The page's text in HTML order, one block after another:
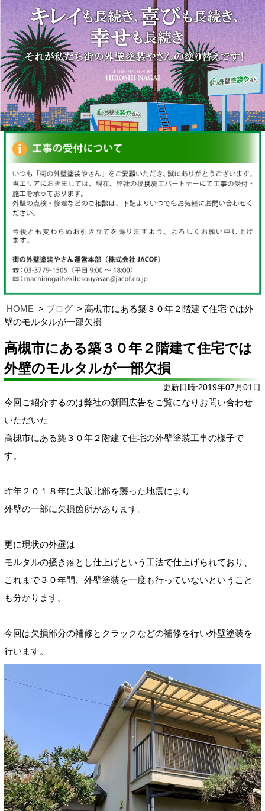
HOME ブログ
高槻市にある築３０年２階建て住宅では外
壁のモルタルが一部欠損
高槻市にある築３０年２階建て住宅では
外壁のモルタルが一部欠損
更新日時:2019年07月01日
今回ご紹介するのは弊社の新聞広告をご覧になりお問い合わせ
いただいた
高槻市にある築３０年２階建て住宅の外壁塗装工事の様子で
す。
昨年２０１８年に大阪北部を襲った地震により
外壁の一部に欠損箇所があります。
更に現状の外壁は
モルタルの掻き落とし仕上げという工法で仕上げられており、
これまで３０年間、外壁塗装を一度も行っていないということ
も分かります。
今回は欠損部分の補修とクラックなどの補修を行い外壁塗装を
行います。